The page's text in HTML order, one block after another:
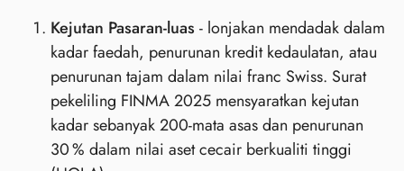
Kejutan Pasaran‑luas - lonjakan mendadak dalam
kadar faedah, penurunan kredit kedaulatan, atau
penurunan tajam dalam nilai franc Swiss. Surat
pekeliling FINMA 2025 mensyaratkan kejutan
kadar sebanyak 200‑mata asas dan penurunan
30 % dalam nilai aset cecair berkualiti tinggi